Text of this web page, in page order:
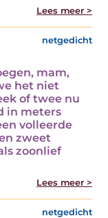
Lees meer >
netgedicht
mam,
het niet
of twee nu
in meters
volleerde
zweet
zoonlief
Lees meer >
netgedicht